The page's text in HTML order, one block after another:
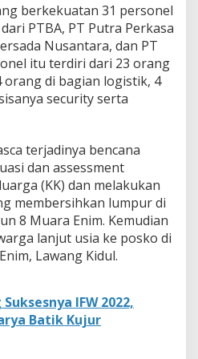
berkekuatan 31 personel
PTBA, PT Putra Perkasa
Nusantara, dan PT
itu terdiri dari 23 orang
di bagian logistik, 4
security serta
terjadinya bencana
dan assessment
(KK) dan melakukan
membersihkan lumpur di
8 Muara Enim. Kemudian
lanjut usia ke posko di
Lawang Kidul.
IFW 2022,
Batik Kujur